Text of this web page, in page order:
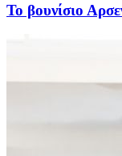
Το βουνίσιο